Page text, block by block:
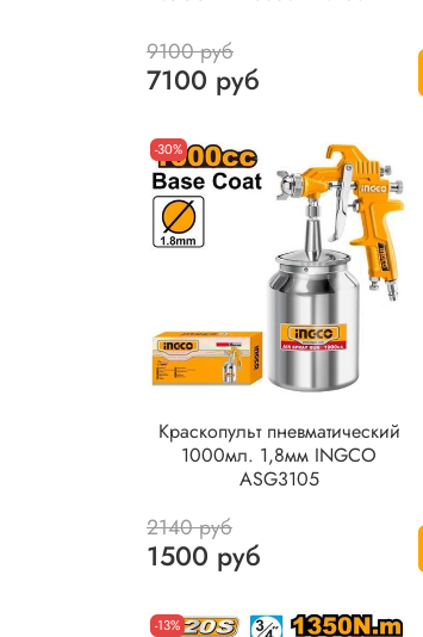
9100 руб
7100 руб
-30%
Краскопульт пневматический
1000мл. 1,8мм INGCO
ASG3105
2140 руб
1500 руб
-13%